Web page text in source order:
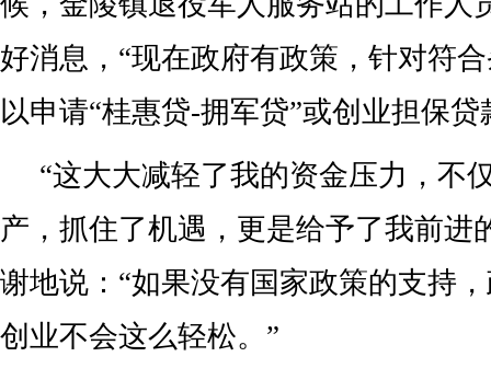
好消息，“现在政府有政策，针对符
以申请“桂惠贷-拥军贷”或创业担保贷
“这大大减轻了我的资金压力，不
产，抓住了机遇，更是给予了我前进
谢地说：“如果没有国家政策的支持
创业不会这么轻松。”